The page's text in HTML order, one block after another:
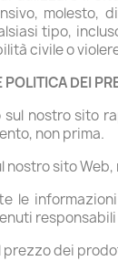
molesto,
tipo,
civile o
DEI
nostro sito
non prima.
nostro sito
le
prezzo dei